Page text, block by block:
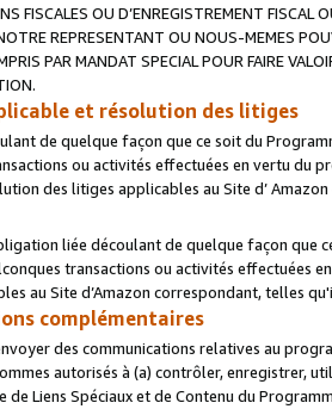
FISCALES OU D’ENREGISTREMENT
REPRESENTANT OU NOUS-MEMES
PAR MANDAT SPECIAL POUR FAIRE
et résolution des litiges
de quelque façon que ce soit du
ou activités effectuées en vertu du
des litiges applicables au Site d’
liée découlant de quelque façon que
transactions ou activités effectuées
au Site d’Amazon correspondant, telles
complémentaires
des communications relatives au
autorisés à (a) contrôler, enregistrer,
de Liens Spéciaux et de Contenu du